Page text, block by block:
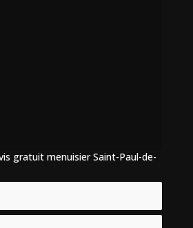
gratuit menuisier Saint-Paul-de-